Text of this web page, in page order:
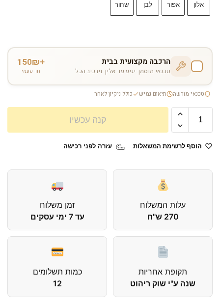
אלון אפור לבן שחור
הרכבה מקצועית בבית
טכנאי מוסמך יגיע עד אליך וירכיב הכל
+150₪
חד פעמי
טכנאי מורשה תיאום גמיש כולל ניקיון לאחר
קנה עכשיו
הוסף לרשימת המשאלות עזרה לפני רכישה
עלות המשלוח
270 ש"ח
זמן משלוח
עד 7 ימי עסקים
תקופת אחריות
שנה ע"י שוק ריהוט
כמות תשלומים
12